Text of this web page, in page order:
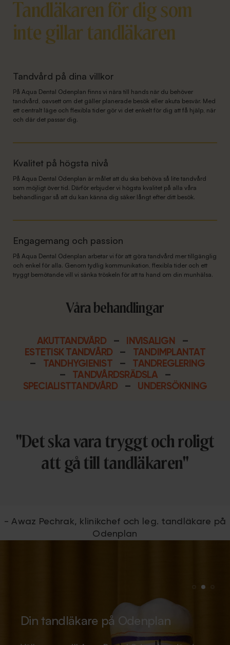
Tandläkaren för dig som
inte gillar tandläkaren
Tandvård på dina villkor
På Aqua Dental Odenplan finns vi nära till hands när du behöver
tandvård, oavsett om det gäller planerade besök eller akuta besvär. Med
ett centralt läge och flexibla tider gör vi det enkelt för dig att få hjälp, när
och där det passar dig.
Kvalitet på högsta nivå
På Aqua Dental Odenplan är målet att du ska behöva så lite tandvård
som möjligt över tid. Därför erbjuder vi högsta kvalitet på alla våra
behandlingar så att du kan känna dig säker långt efter ditt besök.
Engagemang och passion
På Aqua Dental Odenplan arbetar vi för att göra tandvård mer tillgänglig
och enkel för alla. Genom tydlig kommunikation, flexibla tider och ett
tryggt bemötande vill vi sänka tröskeln för att ta hand om din munhälsa.
Våra behandlingar
AKUTTANDVÅRD – INVISALIGN
–
ESTETISK TANDVÅRD
–
TANDIMPLANTAT
–
TANDHYGIENIST –
TANDREGLERING
–
TANDVÅRDSRÄDSLA
–
SPECIALISTTANDVÅRD
– UNDERSÖKNING
"Det ska vara tryggt och roligt
att gå till tandläkaren"
- Awaz Pechrak, klinikchef och leg. tandläkare på
Odenplan
Lider du av tandvårdsrädsla?